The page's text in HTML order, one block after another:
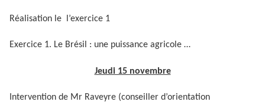
Réalisation le l’exercice 1
Exercice 1. Le Brésil : une puissance agricole …
Jeudi 15 novembre
Intervention de Mr Raveyre (conseiller d’orientation